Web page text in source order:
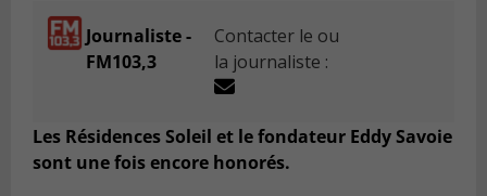
Journaliste -
FM103,3
Contacter le ou
la journaliste :
Les Résidences Soleil et le fondateur Eddy Savoie
sont une fois encore honorés.